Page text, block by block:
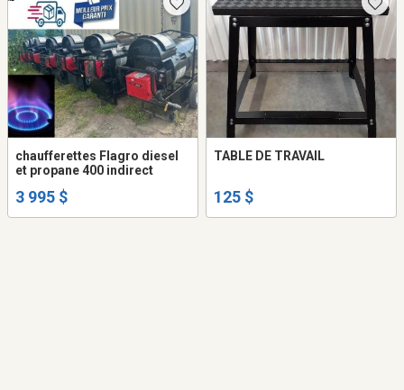
chaufferettes Flagro diesel
et propane 400 indirect
3 995 $
TABLE DE TRAVAIL
125 $